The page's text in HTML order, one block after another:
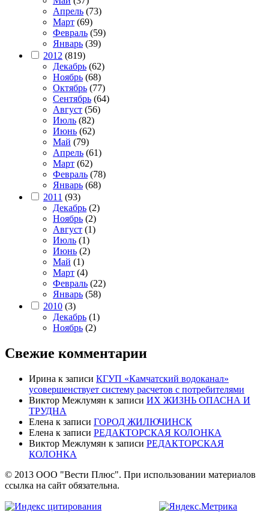
Апрель (73)
Март (69)
Февраль (59)
Январь (39)
2012 (819)
Декабрь (62)
Ноябрь (68)
Октябрь (77)
Сентябрь (64)
Август (56)
Июль (82)
Июнь (62)
Май (79)
Апрель (61)
Март (62)
Февраль (78)
Январь (68)
2011 (93)
Декабрь (2)
Ноябрь (2)
Август (1)
Июль (1)
Июнь (2)
Май (1)
Март (4)
Февраль (22)
Январь (58)
2010 (3)
Декабрь (1)
Ноябрь (2)
Свежие комментарии
Ирина к записи КГУП «Камчатский водоканал»
усовершенствует систему расчетов с потребителями
Виктор Межлумян к записи ИХ ЖИЗНЬ ОПАСНА И
ТРУДНА
Елена к записи ГОРОД ЖИЛЮЧИНСК
Елена к записи РЕДАКТОРСКАЯ КОЛОНКА
Виктор Межлумян к записи РЕДАКТОРСКАЯ
КОЛОНКА
© 2013 ООО "Вести Плюс". При использовании материалов
ссылка на сайт обязательна.